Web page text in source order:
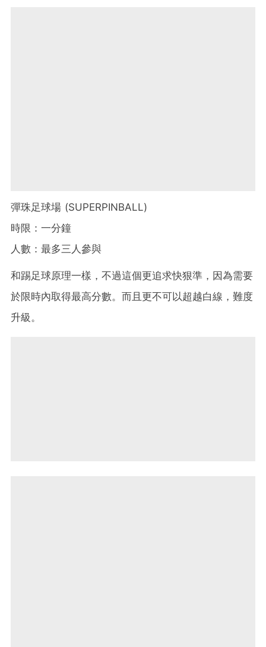
彈珠足球場 (SUPERPINBALL)
時限：一分鐘
人數：最多三人參與
和踢足球原理一樣，不過這個更追求快狠準，因為需要
於限時內取得最高分數。而且更不可以超越白線，難度
升級。